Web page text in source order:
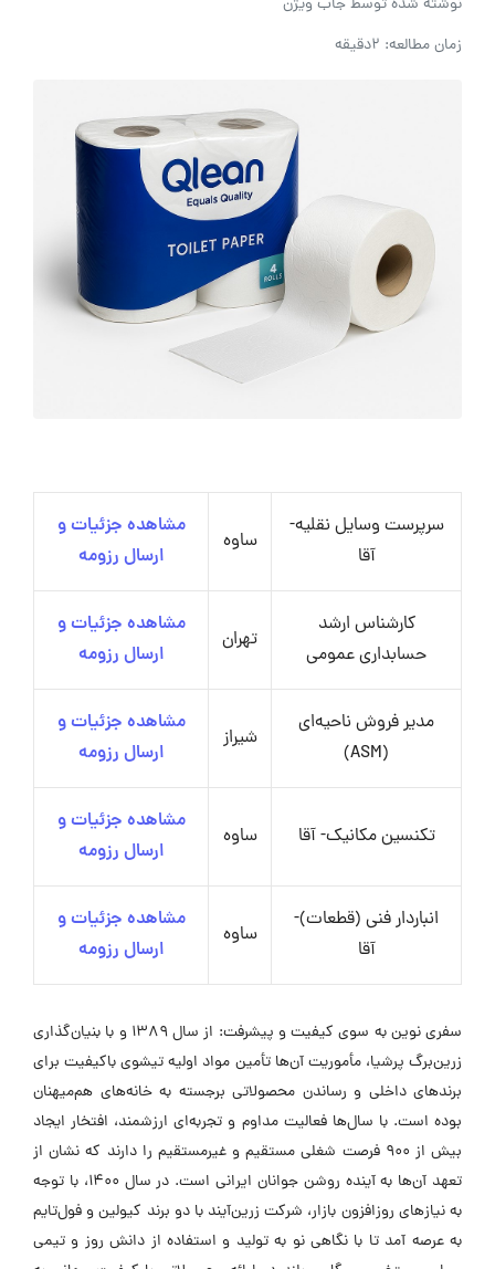
زمان مطالعه: 2دقیقه
سرپرست وسایل نقلیه-
آقا
ساوه
مشاهده جزئیات و
ارسال رزومه
کارشناس ارشد
حسابداری عمومی
تهران
مشاهده جزئیات و
ارسال رزومه
مدیر فروش ناحیه‌ای
(ASM)
شیراز
مشاهده جزئیات و
ارسال رزومه
تکنسین مکانیک- آقا ساوه
مشاهده جزئیات و
ارسال رزومه
انباردار فنی (قطعات)-
آقا
ساوه
مشاهده جزئیات و
ارسال رزومه
سفری نوین به سوی کیفیت و پیشرفت: از سال ۱۳۸۹ و با بنیان‌گذاری
زرین‌برگ پرشیا، مأموریت آن‌ها تأمین مواد اولیه تیشوی باکیفیت برای
برندهای داخلی و رساندن محصولاتی برجسته به خانه‌های هم‌میهنان
بوده است. با سال‌ها فعالیت مداوم و تجربه‌ای ارزشمند، افتخار ایجاد
بیش از ۹۰۰ فرصت شغلی مستقیم و غیرمستقیم را دارند که نشان از
تعهد آن‌ها به آینده روشن جوانان ایرانی است. در سال ۱۴۰۰، با توجه
به نیازهای روزافزون بازار، شرکت زرین‌آیند با دو برند کیولین و فول‌تایم
به عرصه آمد تا با نگاهی نو به تولید و استفاده از دانش روز و تیمی